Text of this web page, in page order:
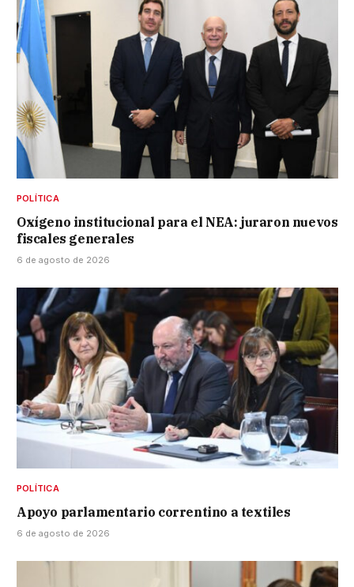
POLÍTICA
Oxígeno institucional para el NEA: juraron nuevos
fiscales generales
6 de agosto de 2026
POLÍTICA
Apoyo parlamentario correntino a textiles
6 de agosto de 2026